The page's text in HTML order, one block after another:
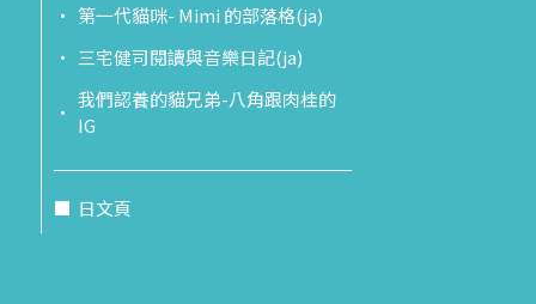
第一代貓咪- Mimi 的部落格(ja)
三宅健司閱讀與音樂日記(ja)
我們認養的貓兄弟-八角跟肉桂的
IG
日文頁